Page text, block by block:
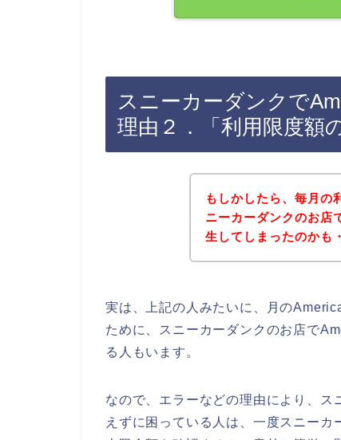
スニーカーダンクで
理由２．「利用限度額
もしかしたら、毎月の
ニーカーダンクのお
生してしまったのかも
実は、上記の人みたいに、月の
ために、スニーカーダンクのお店で
る人もいます。
なので、エラーなどの理由により、
えずに困っている人は、一度スニー